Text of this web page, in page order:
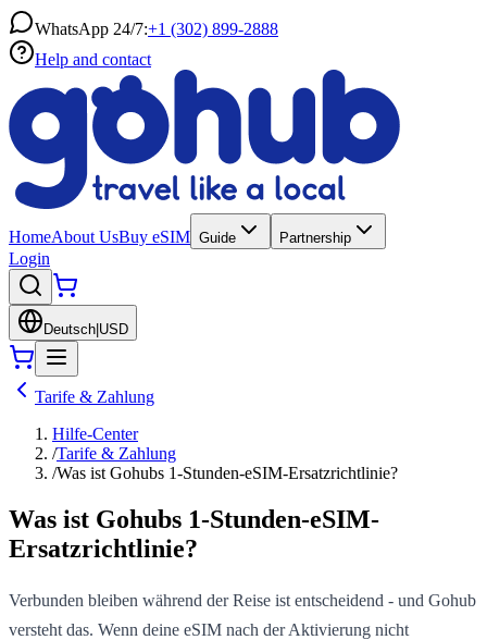
WhatsApp 24/7:+1 (302) 899-2888
Help and contact
HomeAbout UsBuy eSIM Guide Partnership
Login
Deutsch USD
Tarife & Zahlung
Hilfe-Center
/Tarife & Zahlung
/Was ist Gohubs 1-Stunden-eSIM-Ersatzrichtlinie?
Was ist Gohubs 1-Stunden-eSIM-
Ersatzrichtlinie?
Verbunden bleiben während der Reise ist entscheidend - und Gohub
versteht das. Wenn deine eSIM nach der Aktivierung nicht